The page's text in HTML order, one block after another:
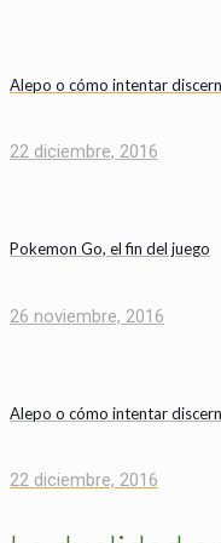
Alepo o cómo intentar
22 diciembre, 2016
Pokemon Go, el fin del juego
26 noviembre, 2016
Alepo o cómo intentar
22 diciembre, 2016